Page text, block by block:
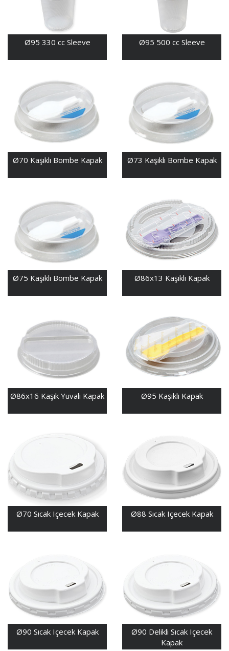
Ø95 330 cc Sleeve Ø95 500 cc Sleeve
Ø70 Kaşıklı Bombe Kapak Ø73 Kaşıklı Bombe Kapak
Ø75 Kaşıklı Bombe Kapak Ø86x13 Kaşıklı Kapak
Ø86x16 Kaşık Yuvalı Kapak Ø95 Kaşıklı Kapak
Ø70 Sıcak Içecek Kapak Ø88 Sıcak Içecek Kapak
Ø90 Sıcak Içecek Kapak
Ø90 Delikli Sıcak Içecek
Kapak